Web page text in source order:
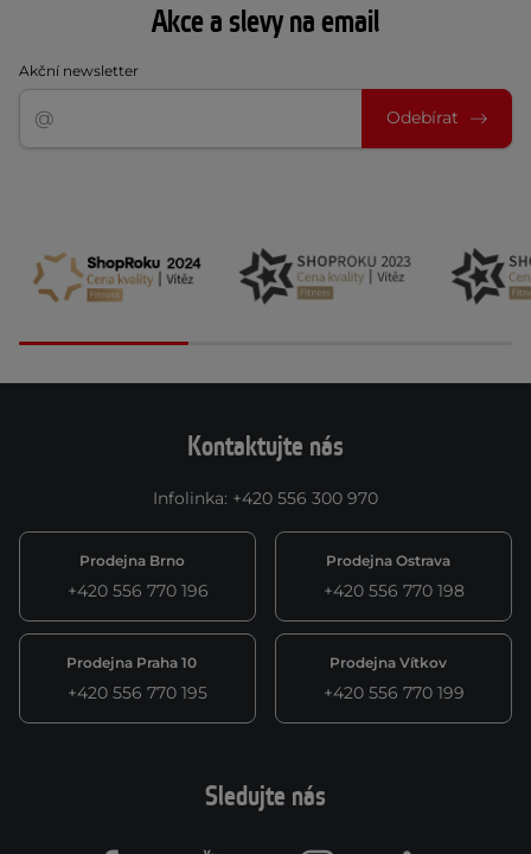
Akce a slevy na email
Akční newsletter
Odebírat
Kontaktujte nás
Infolinka: +420 556 300 970
Prodejna Brno
+420 556 770 196
Prodejna Ostrava
+420 556 770 198
Prodejna Praha 10
+420 556 770 195
Prodejna Vítkov
+420 556 770 199
Sledujte nás